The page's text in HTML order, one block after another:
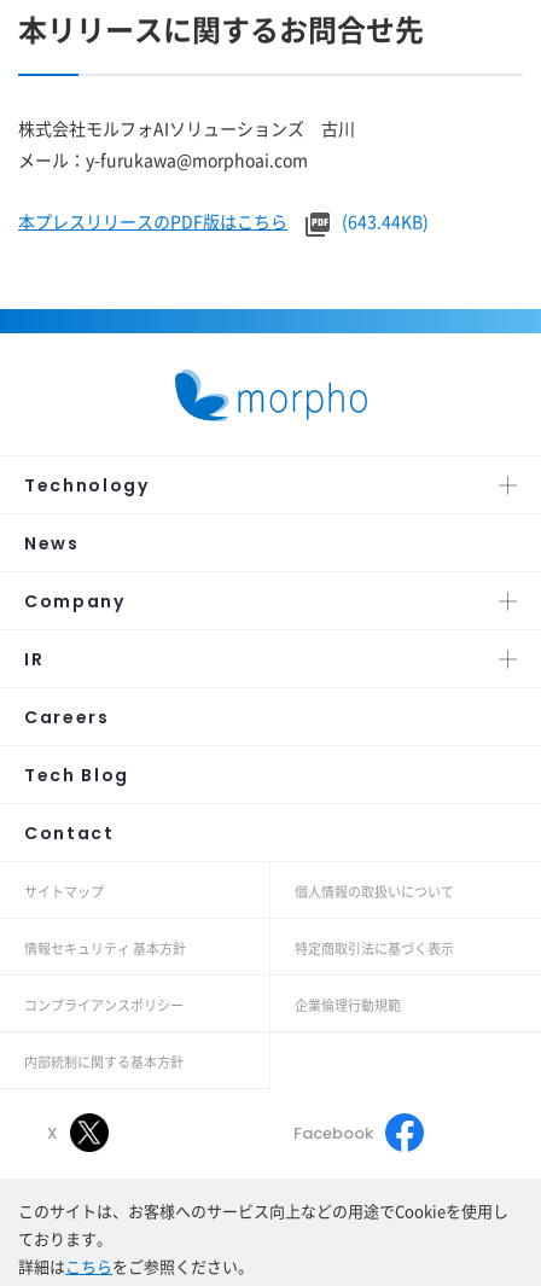
このサイトは、お客様へのサービス向上などの用途でCookieを使用し
ております。
詳細はこちらをご参照ください。
本リリースに関するお問合せ先
株式会社モルフォAIソリューションズ 古川
メール：y-furukawa@morphoai.com
本プレスリリースのPDF版はこちら (643.44KB)
Technology
News
Company
IR
Careers
Tech Blog
Contact
サイトマップ 個人情報の取扱いについて
情報セキュリティ 基本方針 特定商取引法に基づく表示
コンプライアンスポリシー 企業倫理行動規範
内部統制に関する基本方針
X Facebook
Linkedin Youtube